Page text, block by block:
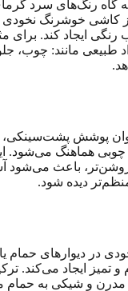
گاه رنگ‌های سرد
کاشی خوشرنگ نخودی
رنگی ایجاد کند. برای
طبیعی مانند: چوب،
پوشش پشت‌سینکی،
چوبی هماهنگ می‌شود.
باعث می‌شود
دیده شود.
در دیوارهای حمام
تمیز ایجاد می‌کند.
مدرن و شیکی به